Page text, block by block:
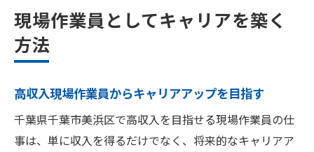
現場作業員としてキャリアを築く
方法
高収入現場作業員からキャリアアップを目指す
千葉県千葉市美浜区で高収入を目指せる現場作業員の仕
事は、単に収入を得るだけでなく、将来的なキャリアア